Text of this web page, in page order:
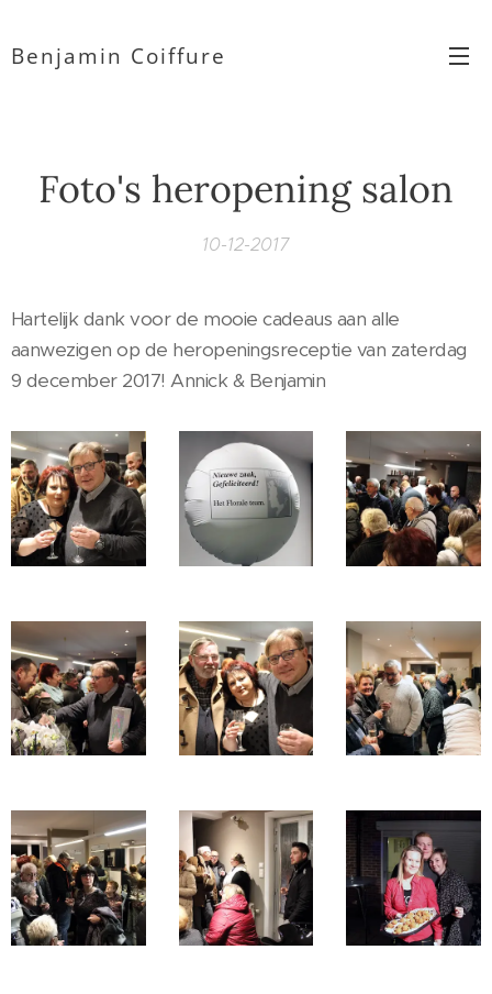
Benjamin Coiffure
Foto's heropening salon
10-12-2017
Hartelijk dank voor de mooie cadeaus aan alle
aanwezigen op de heropeningsreceptie van zaterdag
9 december 2017! Annick & Benjamin